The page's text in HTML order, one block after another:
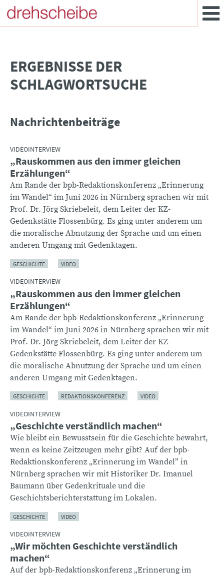
­ERGEBNISSE DER
SCHLAGWORTSUCHE
Nachrichtenbeiträge
VIDEOINTERVIEW
„Rauskommen aus den immer gleichen
Erzählungen“
Am Rande der bpb-Redaktionskonferenz „Erinnerung
im Wandel“ im Juni 2026 in Nürnberg sprachen wir mit
Prof. Dr. Jörg Skriebeleit, dem Leiter der KZ-
Gedenkstätte Flossenbürg. Es ging unter anderem um
die moralische Abnutzung der Sprache und um einen
anderen Umgang mit Gedenktagen.
GESCHICHTE VIDEO
VIDEOINTERVIEW
„Rauskommen aus den immer gleichen
Erzählungen“
Am Rande der bpb-Redaktionskonferenz „Erinnerung
im Wandel“ im Juni 2026 in Nürnberg sprachen wir mit
Prof. Dr. Jörg Skriebeleit, dem Leiter der KZ-
Gedenkstätte Flossenbürg. Es ging unter anderem um
die moralische Abnutzung der Sprache und um einen
anderen Umgang mit Gedenktagen.
GESCHICHTE REDAKTIONSKONFERENZ VIDEO
VIDEOINTERVIEW
„Geschichte verständlich machen“
Wie bleibt ein Bewusstsein für die Geschichte bewahrt,
wenn es keine Zeitzeugen mehr gibt? Auf der bpb-
Redaktionskonferenz „Erinnerung im Wandel” in
Nürnberg sprachen wir mit Historiker Dr. Imanuel
Baumann über Gedenkrituale und die
Geschichtsberichterstattung im Lokalen.
GESCHICHTE VIDEO
VIDEOINTERVIEW
„Wir möchten Geschichte verständlich
machen“
Auf der bpb-Redaktionskonferenz „Erinnerung im